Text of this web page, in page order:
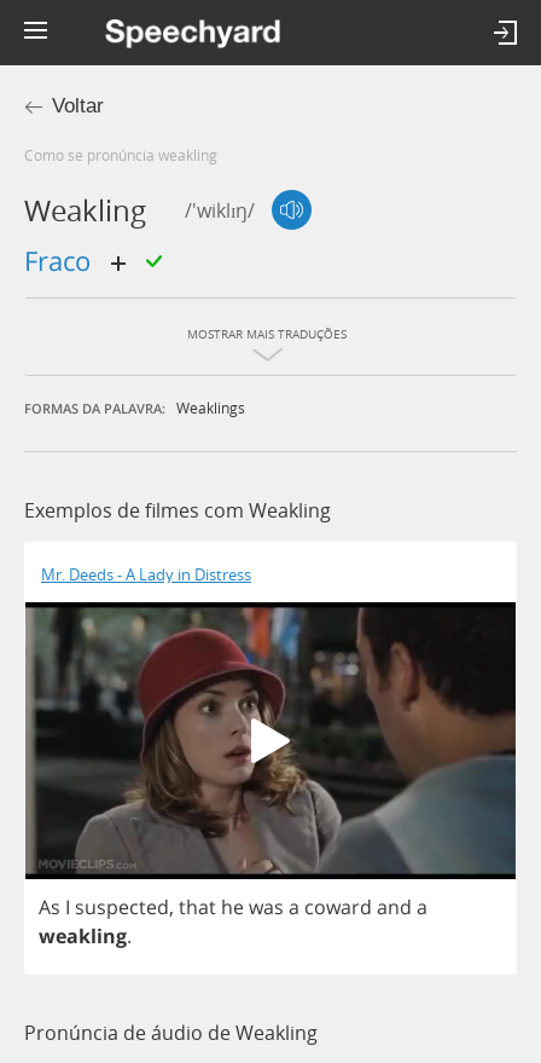
Voltar
Como se pronúncia weakling
Weakling /'wiklɪŋ/
fraco
MOSTRAR MAIS TRADUÇÕES
FORMAS DA PALAVRA: Weaklings
Exemplos de filmes com Weakling
Mr. Deeds - A Lady in Distress
As I suspected, that hewas a coward and a
weakling.
Pronúncia de áudio de Weakling